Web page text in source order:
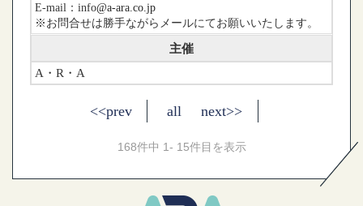
E-mail：info@a-ara.co.jp
※お問合せは勝手ながらメールにてお願いいたします。
主催
A・R・A
<<prev all next>>
168件中 1- 15件目を表示